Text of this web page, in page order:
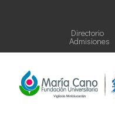
Directorio
Admisiones